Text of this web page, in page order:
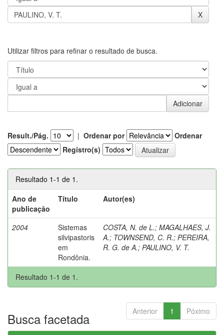
Utilizar filtros para refinar o resultado de busca.
Result./Pág. | Ordenar por
Ordenar
Registro(s)
Resultado 1-1 de 1.
Ano de
publicação
Título Autor(es)
2004
Sistemas
silvipastoris
em
Rondônia.
COSTA, N. de L.; MAGALHAES, J.
A.; TOWNSEND, C. R.; PEREIRA,
R. G. de A.; PAULINO, V. T.
Resultado 1-1 de 1.
Anterior 1 Póximo
Busca facetada